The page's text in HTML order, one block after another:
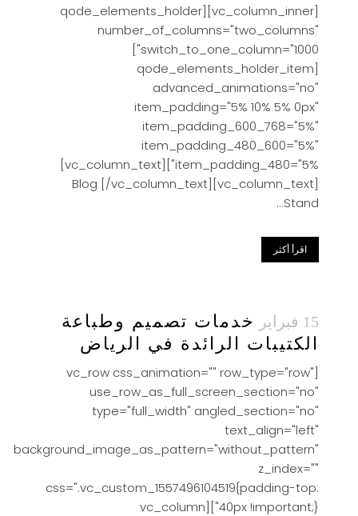
[vc_column_inner][qode_elements_holder
number_of_columns="two_columns"
switch_to_one_column="1000"]
[qode_elements_holder_item
advanced_animations="no"
item_padding="5% 10% 5% 0px"
item_padding_600_768="5%"
item_padding_480_600="5%"
item_padding_480="5%"][vc_column_text]
Blog [/vc_column_text][vc_column_text]
Stand...
اقرأ أكثر
15 فبراير
خدمات تصميم وطباعة
الكتيبات الرائدة في الرياض
[vc_row css_animation="" row_type="row"
use_row_as_full_screen_section="no"
type="full_width" angled_section="no"
text_align="left"
background_image_as_pattern="without_pattern"
z_index=""
css=".vc_custom_1557496104519{padding-top:
40px !important;}"][vc_column